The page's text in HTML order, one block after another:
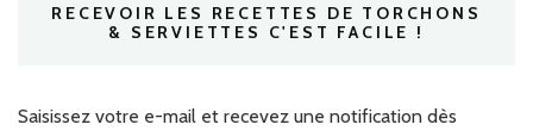
RECEVOIR LES RECETTES DE TORCHONS
& SERVIETTES C'EST FACILE !
Saisissez votre e-mail et recevez une notification dès